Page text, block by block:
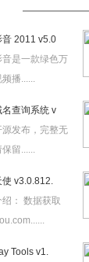
音 2011 v5.0
音是一款绿色万
播......
名查询系统 v
源发布，完整无
留......
使 v3.0.812.
绍： 数据获取
Tools v1.